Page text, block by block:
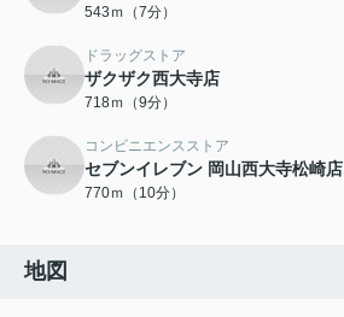
543ｍ（7分）
ドラッグストア
ザクザク西大寺店
718ｍ（9分）
コンビニエンスストア
セブンイレブン 岡山西大寺松崎店
770ｍ（10分）
地図